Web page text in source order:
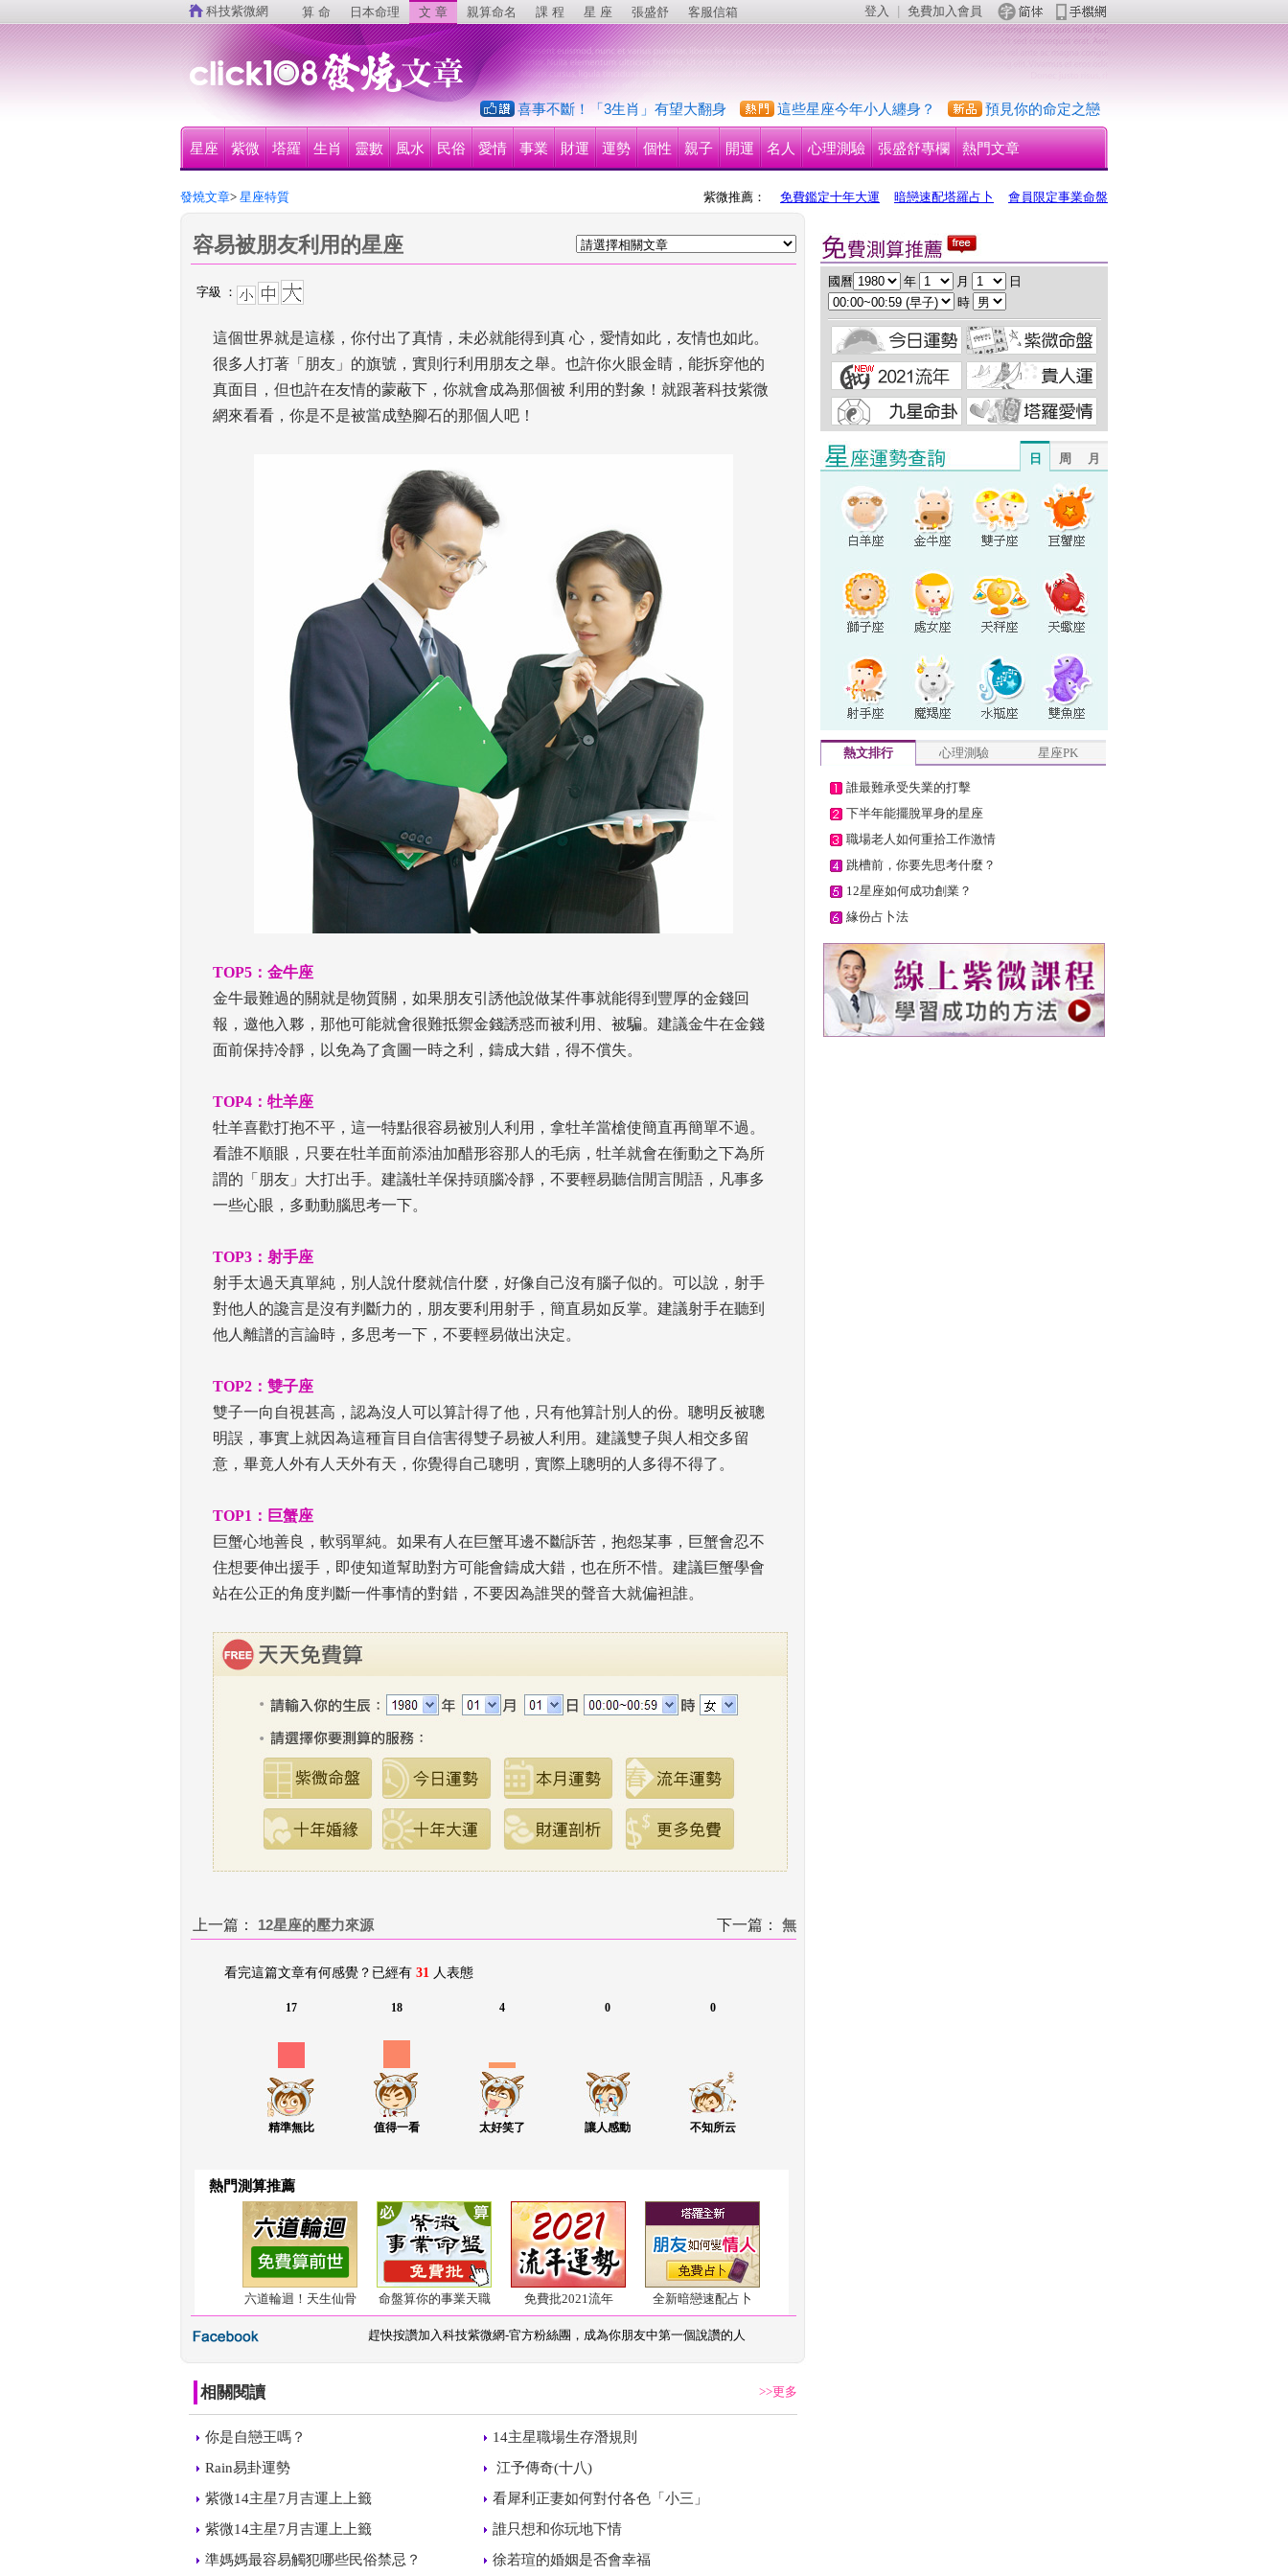
科技紫微網 算 命 日本命理 文 章 親算命名 課 程 星 座 張盛舒 客服信箱 登入 免費加入會員
喜事不斷！「3生肖」有望大翻身 這些星座今年小人纏身？ 預見你的命定之戀
星座 紫微 塔羅 生肖 靈數 風水 民俗 愛情 事業 財運 運勢 個性 親子 開運 名人 心理測驗 張盛舒專欄 熱門文章
發燒文章> 星座特質 會員限定事業命盤
暗戀速配塔羅占卜
免費鑑定十年大運
紫微推薦：
容易被朋友利用的星座
字級 ：
這個世界就是這樣，你付出了真情，未必就能得到真 心，愛情如此，友情也如此。
很多人打著「朋友」的旗號，實則行利用朋友之舉。也許你火眼金睛，能拆穿他的
真面目，但也許在友情的蒙蔽下，你就會成為那個被 利用的對象！就跟著科技紫微
網來看看，你是不是被當成墊腳石的那個人吧！
TOP5：金牛座
金牛最難過的關就是物質關，如果朋友引誘他說做某件事就能得到豐厚的金錢回
報，邀他入夥，那他可能就會很難抵禦金錢誘惑而被利用、被騙。建議金牛在金錢
面前保持冷靜，以免為了貪圖一時之利，鑄成大錯，得不償失。
TOP4：牡羊座
牡羊喜歡打抱不平，這一特點很容易被別人利用，拿牡羊當槍使簡直再簡單不過。
看誰不順眼，只要在牡羊面前添油加醋形容那人的毛病，牡羊就會在衝動之下為所
謂的「朋友」大打出手。建議牡羊保持頭腦冷靜，不要輕易聽信閒言閒語，凡事多
一些心眼，多動動腦思考一下。
TOP3：射手座
射手太過天真單純，別人說什麼就信什麼，好像自己沒有腦子似的。可以說，射手
對他人的讒言是沒有判斷力的，朋友要利用射手，簡直易如反掌。建議射手在聽到
他人離譜的言論時，多思考一下，不要輕易做出決定。
TOP2：雙子座
雙子一向自視甚高，認為沒人可以算計得了他，只有他算計別人的份。聰明反被聰
明誤，事實上就因為這種盲目自信害得雙子易被人利用。建議雙子與人相交多留
意，畢竟人外有人天外有天，你覺得自己聰明，實際上聰明的人多得不得了。
TOP1：巨蟹座
巨蟹心地善良，軟弱單純。如果有人在巨蟹耳邊不斷訴苦，抱怨某事，巨蟹會忍不
住想要伸出援手，即使知道幫助對方可能會鑄成大錯，也在所不惜。建議巨蟹學會
站在公正的角度判斷一件事情的對錯，不要因為誰哭的聲音大就偏袒誰。
上一篇： 12星座的壓力來源 下一篇： 無
看完這篇文章有何感覺？已經有 31 人表態
17
精準無比
18
值得一看
4
太好笑了
0
讓人感動
0
不知所云
熱門測算推薦
六道輪迴！天生仙骨 命盤算你的事業天職 免費批2021流年 全新暗戀速配占卜
趕快按讚加入科技紫微網-官方粉絲團 ，成為你朋友中第一個說讚的人
相關閱讀 >>更多
你是自戀王嗎？
Rain易卦運勢
紫微14主星7月吉運上上籤
紫微14主星7月吉運上上籤
準媽媽最容易觸犯哪些民俗禁忌？
14主星職場生存潛規則
江予傳奇(十八)
看犀利正妻如何對付各色「小三」
誰只想和你玩地下情
徐若瑄的婚姻是否會幸福
國曆 年 月
日
時
月
周
日
熱文排行 心理測驗 星座PK
誰最難承受失業的打擊
下半年能擺脫單身的星座
職場老人如何重拾工作激情
跳槽前，你要先思考什麼？
12星座如何成功創業？
緣份占卜法